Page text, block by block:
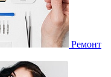
Ремонт